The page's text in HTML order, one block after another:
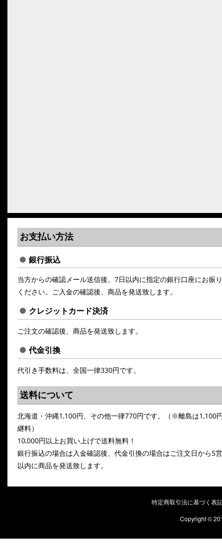
お支払い方法
銀行振込
当方からの確認メール送信後、7日以内に指定の銀行口座にお振
ください。ご入金の確認後、商品を発送致します。
クレジットカード決済
ご注文の確認後、商品を発送致します。
代金引換
代引き手数料は、全国一律330円です。
送料について
北海道・沖縄1,100円、その他一律770円です。（※離島は1,100
継料）
10,000円以上お買い上げで送料無料！
銀行振込の場合は入金確認後、代金引換の場合はご注文日から5
以内に商品を発送致します。
特定商取引法に基づく表
Copyright ©